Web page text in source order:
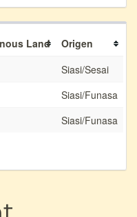
Land
Origen
Siasi/Sesai
Siasi/Funasa
Siasi/Funasa